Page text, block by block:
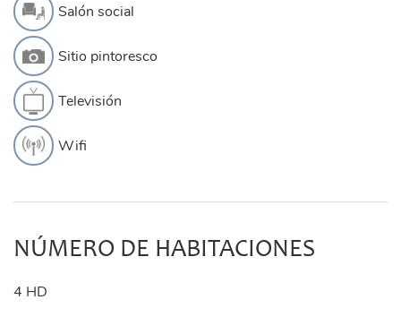
Salón social
Sitio pintoresco
Televisión
Wifi
NÚMERO DE HABITACIONES
4 HD